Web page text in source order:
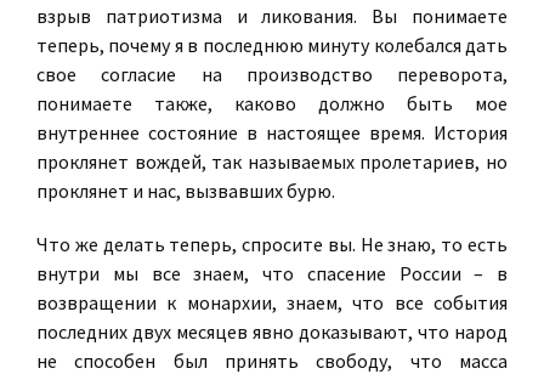
взрыв патриотизма и ликования. Вы понимаете
теперь, почему я в последнюю минуту колебался дать
свое согласие на производство переворота,
понимаете также, каково должно быть мое
внутреннее состояние в настоящее время. История
проклянет вождей, так называемых пролетариев, но
проклянет и нас, вызвавших бурю.
Что же делать теперь, спросите вы. Не знаю, то есть
внутри мы все знаем, что спасение России – в
возвращении к монархии, знаем, что все события
последних двух месяцев явно доказывают, что народ
не способен был принять свободу, что масса